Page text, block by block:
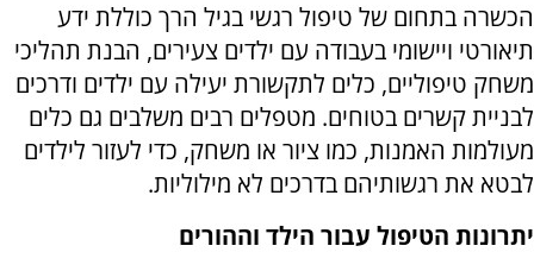
הכשרה בתחום של טיפול רגשי בגיל הרך כוללת ידע
תיאורטי ויישומי בעבודה עם ילדים צעירים, הבנת תהליכי
משחק טיפוליים, כלים לתקשורת יעילה עם ילדים ודרכים
לבניית קשרים בטוחים. מטפלים רבים משלבים גם כלים
מעולמות האמנות, כמו ציור או משחק, כדי לעזור לילדים
לבטא את רגשותיהם בדרכים לא מילוליות.
יתרונות הטיפול עבור הילד וההורים